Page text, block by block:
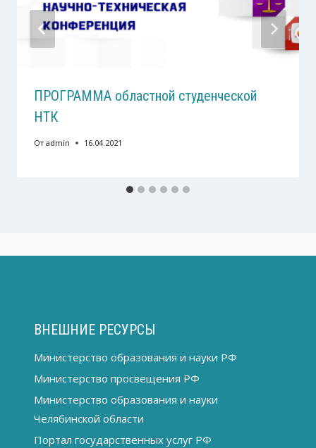
ПРОГРАММА областной студенческой
НТК
От admin 16.04.2021
ВНЕШНИЕ РЕСУРСЫ
Министерство образования и науки РФ
Министерство просвещения РФ
Министерство образования и науки
Челябинской области
Портал государственных услуг РФ